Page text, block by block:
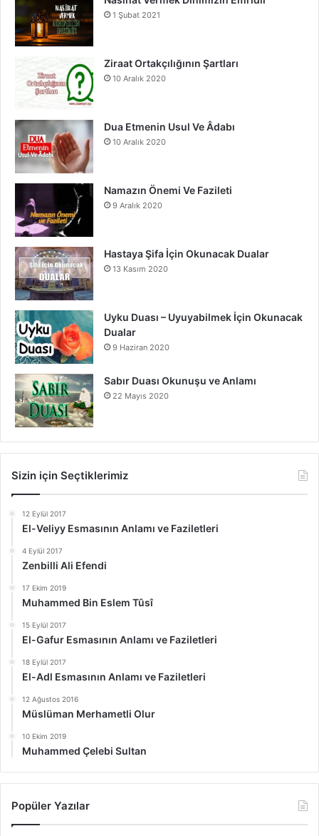
o
e
r
1 Şubat 2021
Ziraat Ortakçılığının Şartları
10 Aralık 2020
Dua Etmenin Usul Ve Âdabı
10 Aralık 2020
Namazın Önemi Ve Fazileti
9 Aralık 2020
Hastaya Şifa İçin Okunacak Dualar
13 Kasım 2020
Uyku Duası – Uyuyabilmek İçin Okunacak
Dualar
9 Haziran 2020
Sabır Duası Okunuşu ve Anlamı
22 Mayıs 2020
Sizin için Seçtiklerimiz
12 Eylül 2017
El-Veliyy Esmasının Anlamı ve Faziletleri
4 Eylül 2017
Zenbilli Ali Efendi
17 Ekim 2019
Muhammed Bin Eslem Tûsî
15 Eylül 2017
El-Gafur Esmasının Anlamı ve Faziletleri
18 Eylül 2017
El-Adl Esmasının Anlamı ve Faziletleri
12 Ağustos 2016
Müslüman Merhametli Olur
10 Ekim 2019
Muhammed Çelebi Sultan
Popüler Yazılar